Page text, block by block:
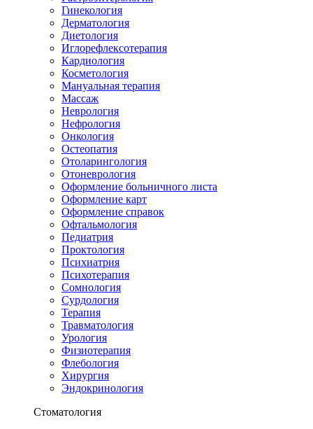
Гинекология
Дерматология
Диетология
Иглорефлексотерапия
Кардиология
Косметология
Мануальная терапия
Массаж
Неврология
Нефрология
Онкология
Остеопатия
Отоларингология
Отоневрология
Оформление больничного листа
Оформление карт
Оформление справок
Офтальмология
Педиатрия
Проктология
Психиатрия
Психотерапия
Сомнология
Сурдология
Терапия
Травматология
Урология
Физиотерапия
Флебология
Хирургия
Эндокринология
Стоматология